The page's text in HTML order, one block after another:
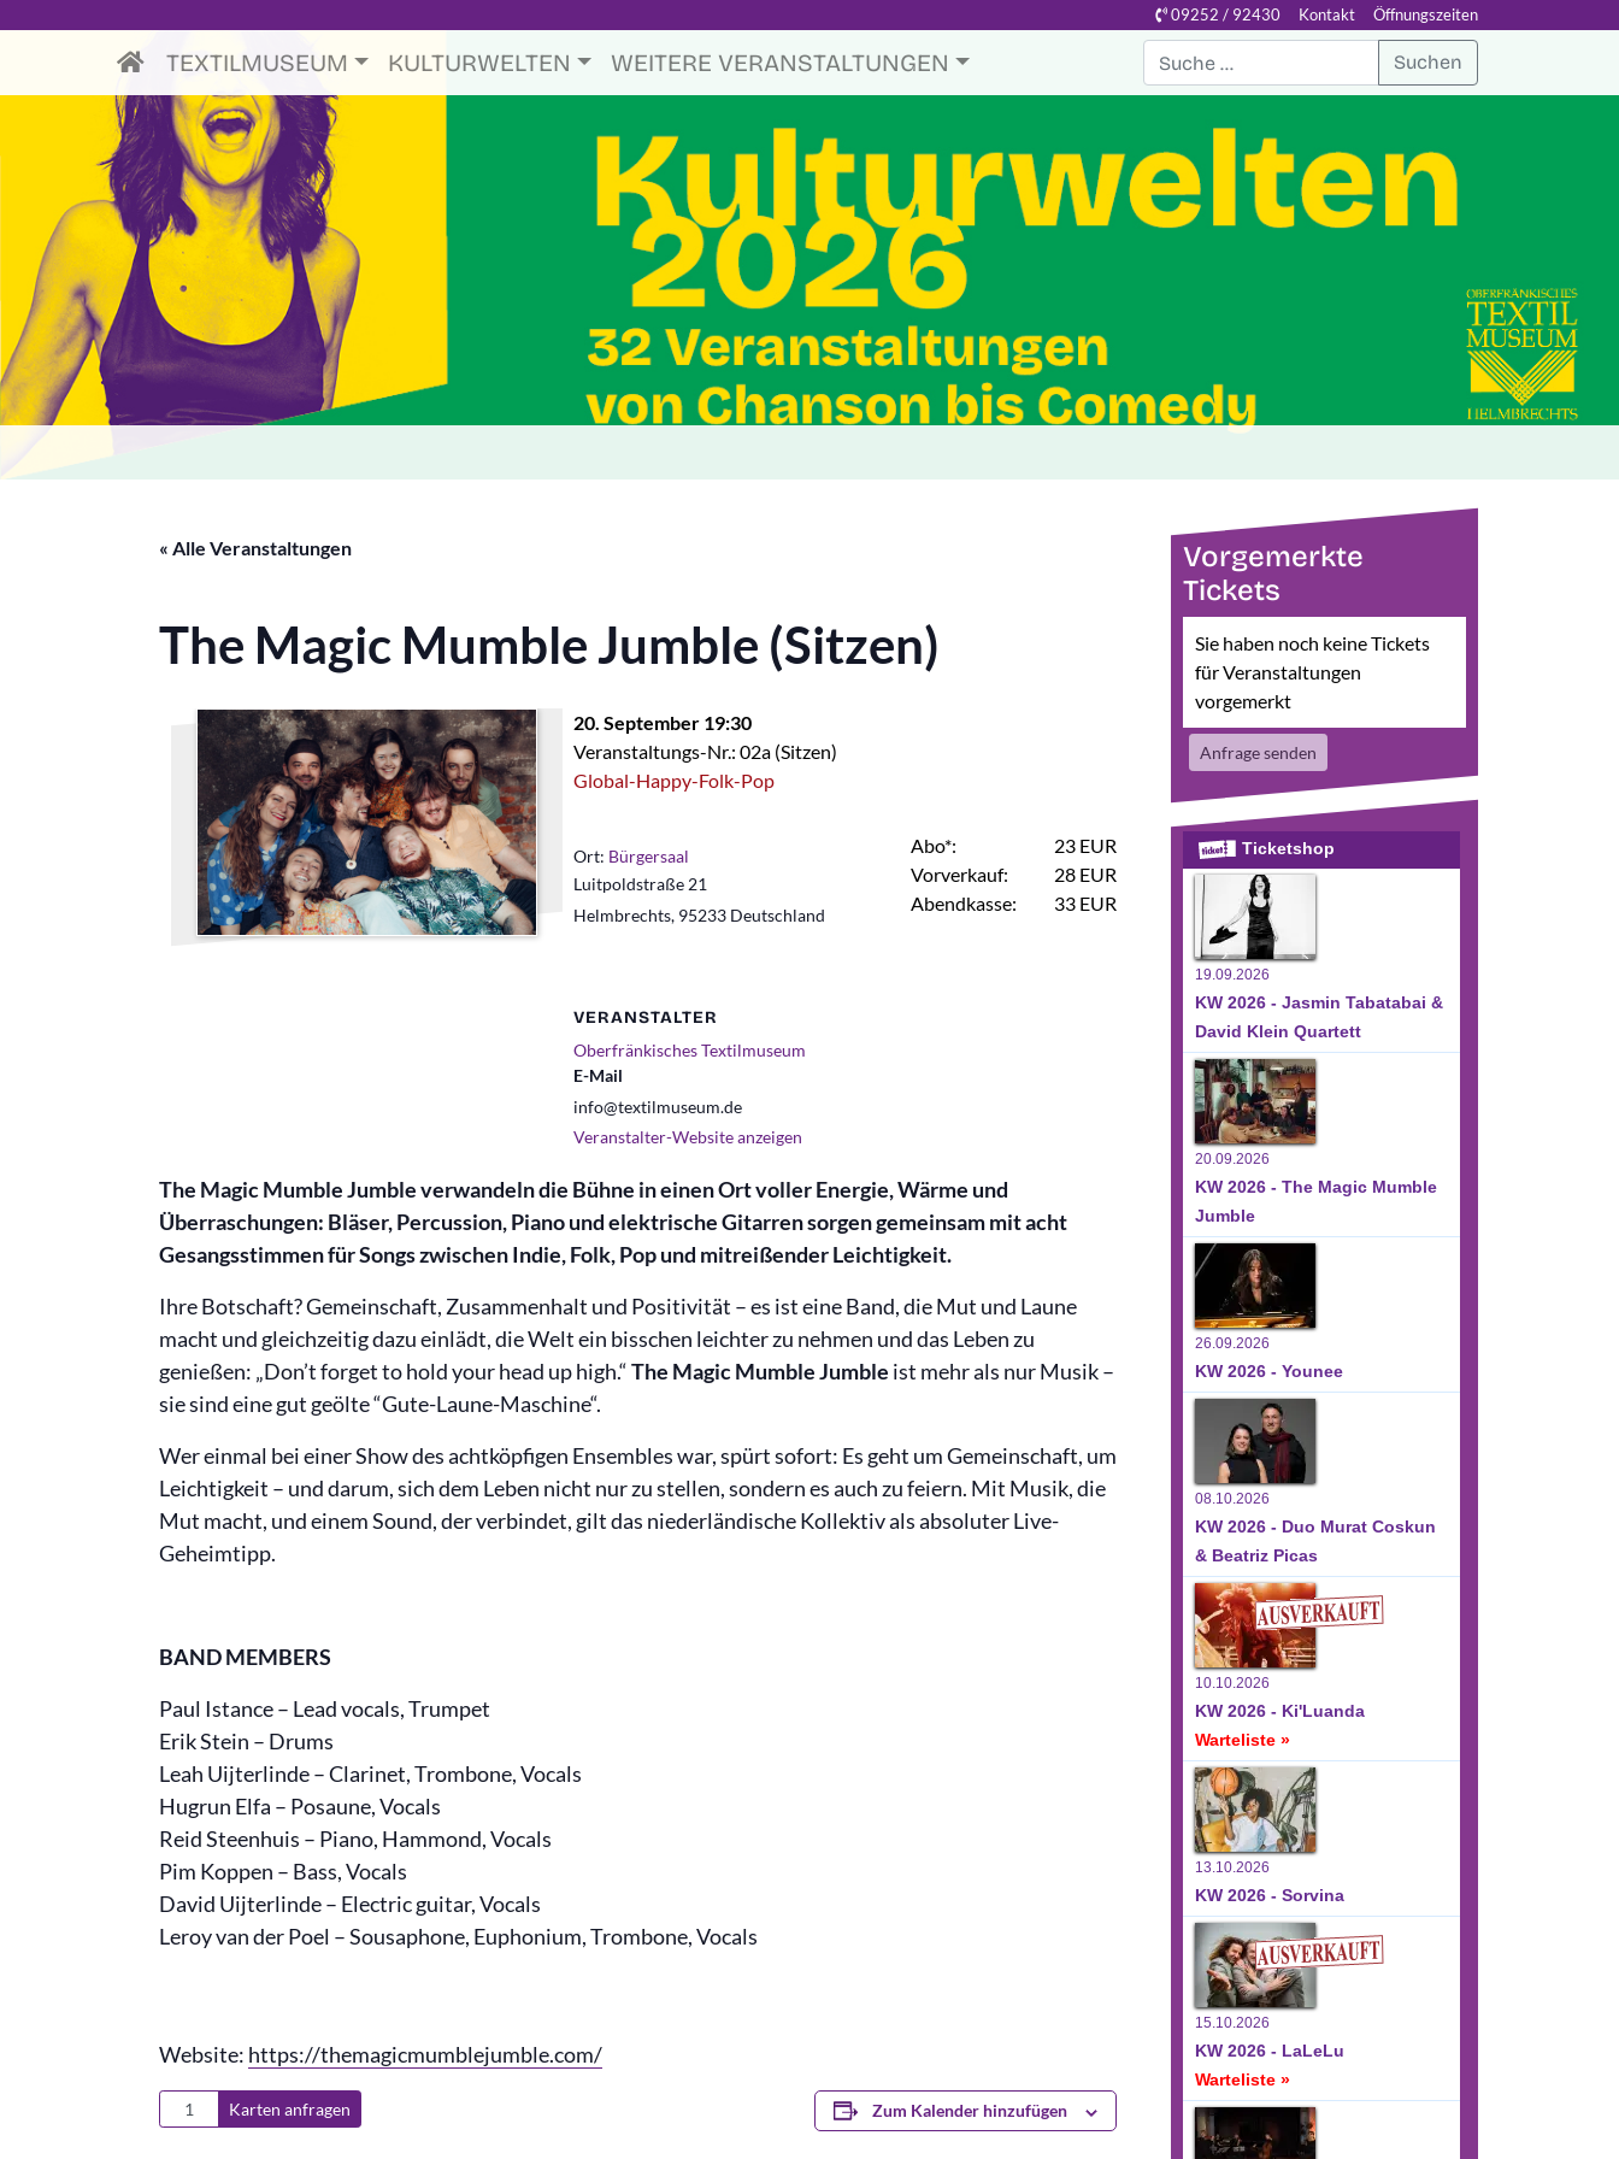
09252 / 92430 Kontakt Öffnungszeiten
TEXTILMUSEUM KULTURWELTEN WEITERE VERANSTALTUNGEN Suchen
« Alle Veranstaltungen
The Magic Mumble Jumble (Sitzen)
20. September 19:30
Veranstaltungs-Nr.: 02a (Sitzen)
Global-Happy-Folk-Pop
Ort: Bürgersaal
Luitpoldstraße 21
Helmbrechts, 95233 Deutschland
VERANSTALTER
Oberfränkisches Textilmuseum
E-Mail
info@textilmuseum.de
Veranstalter-Website anzeigen
Abo*:
23 EUR
Vorverkauf:
28 EUR
Abendkasse:
33 EUR
The Magic Mumble Jumble verwandeln die Bühne in einen Ort voller Energie, Wärme und
Überraschungen: Bläser, Percussion, Piano und elektrische Gitarren sorgen gemeinsam mit acht
Gesangsstimmen für Songs zwischen Indie, Folk, Pop und mitreißender Leichtigkeit.
Ihre Botschaft? Gemeinschaft, Zusammenhalt und Positivität – es ist eine Band, die Mut und Laune
macht und gleichzeitig dazu einlädt, die Welt ein bisschen leichter zu nehmen und das Leben zu
genießen: „Don’t forget to hold your head up high.“The Magic Mumble Jumble ist mehr als nur Musik –
sie sind eine gut geölte “Gute-Laune-Maschine“.
Wer einmal bei einer Show des achtköpfigen Ensembles war, spürt sofort: Es geht um Gemeinschaft, um
Leichtigkeit – und darum, sich dem Leben nicht nur zu stellen, sondern es auch zu feiern. Mit Musik, die
Mut macht, und einem Sound, der verbindet, gilt das niederländische Kollektiv als absoluter Live-
Geheimtipp.
BAND MEMBERS
Paul Istance – Lead vocals, Trumpet
Erik Stein – Drums
Leah Uijterlinde – Clarinet, Trombone, Vocals
Hugrun Elfa – Posaune, Vocals
Reid Steenhuis – Piano, Hammond, Vocals
Pim Koppen – Bass, Vocals
David Uijterlinde – Electric guitar, Vocals
Leroy van der Poel – Sousaphone, Euphonium, Trombone, Vocals
Website: https://themagicmumblejumble.com/
Karten anfragen Zum Kalender hinzufügen
Vorgemerkte
Tickets
Sie haben noch keine Tickets
für Veranstaltungen
vorgemerkt
Anfrage senden
Ticketshop
19.09.2026
KW 2026 - Jasmin Tabatabai &
David Klein Quartett
20.09.2026
KW 2026 - The Magic Mumble
Jumble
26.09.2026
KW 2026 - Younee
08.10.2026
KW 2026 - Duo Murat Coskun
& Beatriz Picas
10.10.2026
KW 2026 - Ki'Luanda
Warteliste »
13.10.2026
KW 2026 - Sorvina
15.10.2026
KW 2026 - LaLeLu
Warteliste »